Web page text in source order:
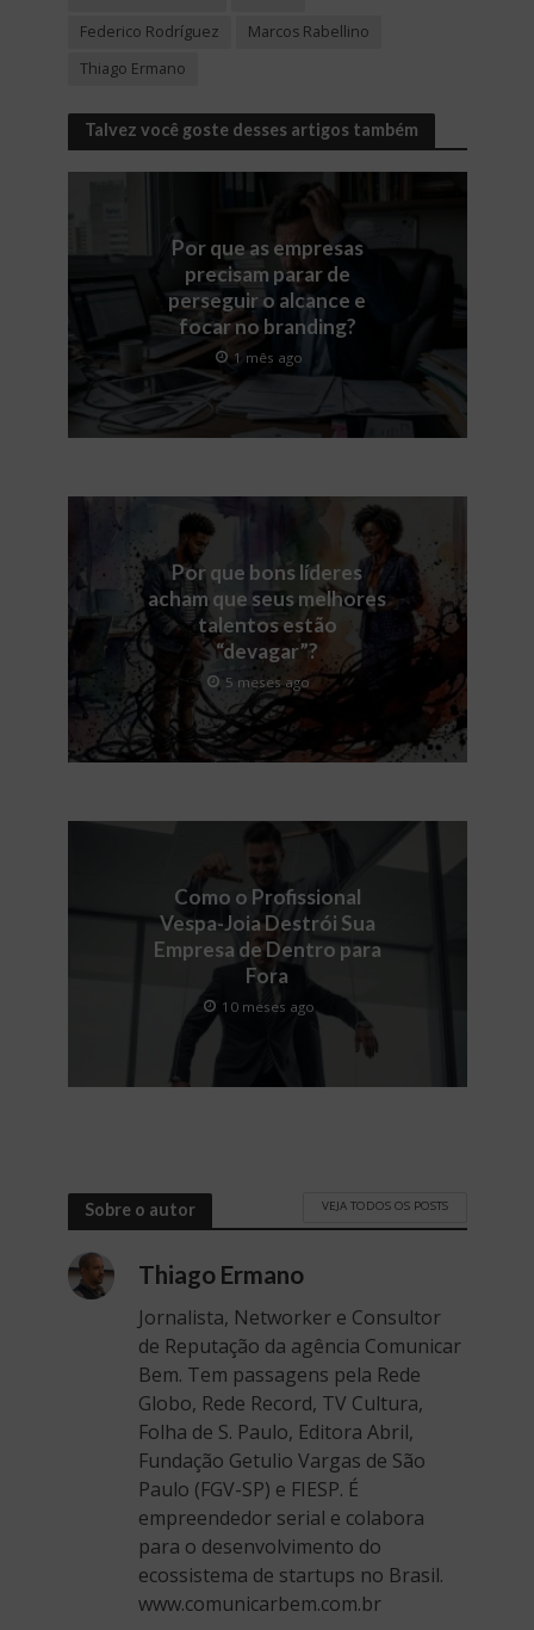
Federico Rodríguez
Marcos Rabellino
Thiago Ermano
Talvez você goste desses artigos também
Por que as empresas
precisam parar de
perseguir o alcance e
focar no branding?
1 mês ago
Por que bons líderes
acham que seus melhores
talentos estão
“devagar”?
5 meses ago
Como o Profissional
Vespa-Joia Destrói Sua
Empresa de Dentro para
Fora
10 meses ago
Sobre o autor VEJA TODOS OS POSTS
Thiago Ermano
Jornalista, Networker e Consultor
de Reputação da agência Comunicar
Bem. Tem passagens pela Rede
Globo, Rede Record, TV Cultura,
Folha de S. Paulo, Editora Abril,
Fundação Getulio Vargas de São
Paulo (FGV-SP) e FIESP. É
empreendedor serial e colabora
para o desenvolvimento do
ecossistema de startups no Brasil.
www.comunicarbem.com.br